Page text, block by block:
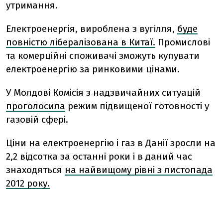
утримання.
Електроенергія, вироблена з вугілля, буде
повністю лібералізована в Китаї. Промислові
та комерційні споживачі зможуть купувати
електроенергію за ринковими цінами.
У Молдові Комісія з надзвичайних ситуацій
проголосила режим підвищеної готовності у
газовій сфері.
Ціни на електроенергію і газ в Данії зросли на
2,2 відсотка за останні роки і в даний час
знаходяться на найвищому рівні з листопада
2012 року.